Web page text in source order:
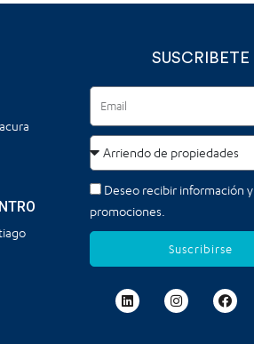
SUSCRIBETE
Deseo recibir información y
promociones.
Suscribirse